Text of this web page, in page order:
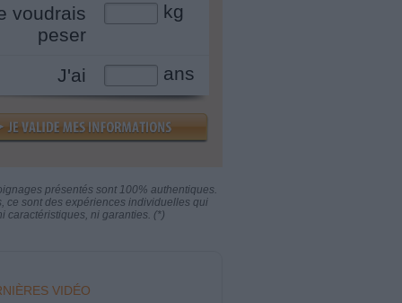
voudrais
peser
kg
J'ai ans
présentés sont 100% authentiques.
ce sont des expériences individuelles qui
caractéristiques, ni garanties. (*)
VIDÉO